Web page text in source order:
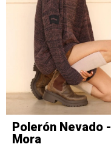
Polerón Nevado -
Mora